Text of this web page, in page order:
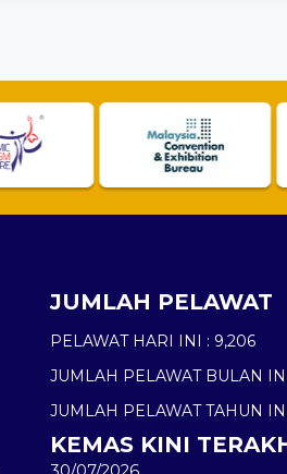
JUMLAH PELAWAT
PELAWAT HARI INI : 9,206
JUMLAH PELAWAT BULAN
JUMLAH PELAWAT TAHUN
KEMAS KINI